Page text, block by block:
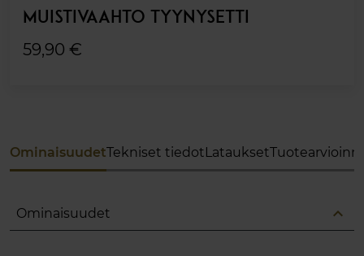
MUISTIVAAHTO TYYNYSETTI
59,90 €
OminaisuudetTekniset tiedotLataukset
Ominaisuudet expand_less